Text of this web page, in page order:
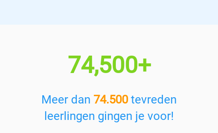
74,500+
Meer dan 74.500tevreden
leerlingen gingen je voor!